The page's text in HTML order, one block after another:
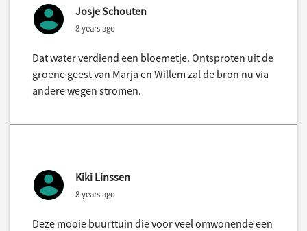
Josje Schouten
8 years ago
Dat water verdiend een bloemetje. Ontsproten uit de
groene geest van Marja en Willem zal de bron nu via
andere wegen stromen.
Kiki Linssen
8 years ago
Deze mooie buurttuin die voor veel omwonende een